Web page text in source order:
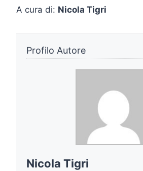
A cura di: Nicola Tigri
Profilo Autore
Nicola Tigri